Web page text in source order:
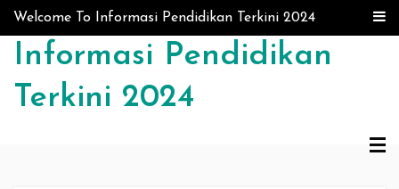
Skip to content
Welcome To Informasi Pendidikan Terkini 2024
Informasi Pendidikan
Terkini 2024